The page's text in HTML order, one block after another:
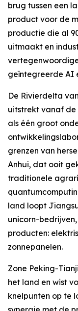
brug tussen een
product voor de
productie die al
uitmaakt en
geïntegreerde AI
De Rivierdelta
uitstrekt vanaf de
als één groot
grenzen van
Anhui, dat ooit
traditionele
land loopt
unicorn-
producten:
zonnepanelen.
Zone Peking-
het land en wist
knelpunten op te